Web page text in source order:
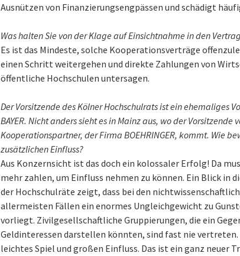
Ausnützen von Finanzierungsengpässen und schädigt
Was halten Sie von der Klage auf Einsichtnahme in den
Es ist das Mindeste, solche Kooperationsverträge
einen Schritt weitergehen und direkte Zahlungen von
öffentliche Hochschulen untersagen.
Der Vorsitzende des Kölner Hochschulrats ist ein ehemaliges
BAYER. Nicht anders sieht es in Mainz aus, wo der Vorsitzende
Kooperationspartner, der Firma BOEHRINGER, kommt. Wie
zusätzlichen Einfluss?
Aus Konzernsicht ist das doch ein kolossaler Erfolg! Da
mehr zahlen, um Einfluss nehmen zu können. Ein Blick in
der Hochschulräte zeigt, dass bei den
allermeisten Fällen ein enormes Ungleichgewicht zu
vorliegt. Zivilgesellschaftliche Gruppierungen, die ein
Geldinteressen darstellen könnten, sind fast nie vertreten.
leichtes Spiel und großen Einfluss. Das ist ein ganz neuer